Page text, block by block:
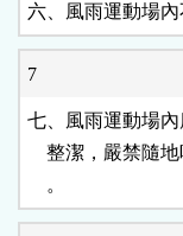
六、風雨運動場
7
七、風雨運動場
整潔，嚴禁隨
    。